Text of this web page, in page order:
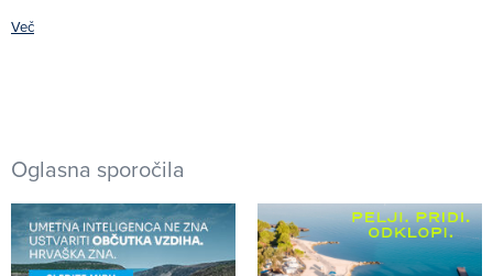
Več
Oglasna sporočila